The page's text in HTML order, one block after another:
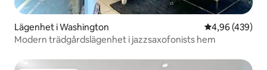
Lägenhet i Washington 4,96 av 5 i
4,96 (439)
Modern trädgårdslägenhet i jazzsaxofonists hem